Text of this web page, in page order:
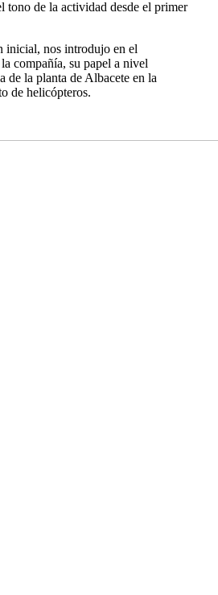
tono de la actividad desde el primer
inicial, nos introdujo en el
compañía, su papel a nivel
de la planta de Albacete en la
de helicópteros.